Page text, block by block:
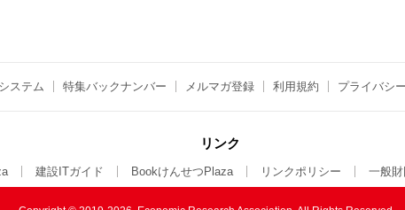
ステム 特集バックナンバー メルマガ登録 利用規約 プライバシ
リンク
建設ITガイド BookけんせつPlaza リンクポリシー 一般